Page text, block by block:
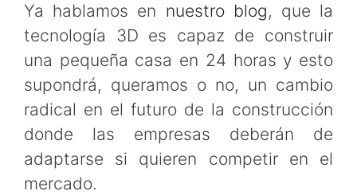
Ya hablamos en nuestro blog, que la
tecnología 3D es capaz de construir
una pequeña casa en 24 horas y esto
supondrá, queramos o no, un cambio
radical en el futuro de la construcción
donde las empresas deberán de
adaptarse si quieren competir en el
mercado.